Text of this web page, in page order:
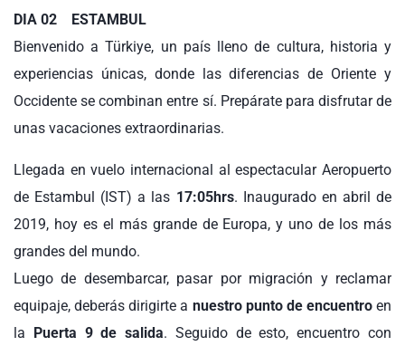
DIA 02 ESTAMBUL
Bienvenido a Türkiye, un país lleno de cultura, historia y
experiencias únicas, donde las diferencias de Oriente y
Occidente se combinan entre sí. Prepárate para disfrutar de
unas vacaciones extraordinarias.
Llegada en vuelo internacional al espectacular Aeropuerto
de Estambul (IST) a las 17:05hrs. Inaugurado en abril de
2019, hoy es el más grande de Europa, y uno de los más
grandes del mundo.
Luego de desembarcar, pasar por migración y reclamar
equipaje, deberás dirigirte a nuestro punto de encuentroen
la Puerta 9 de salida. Seguido de esto, encuentro con